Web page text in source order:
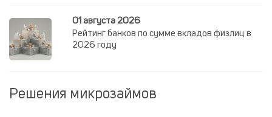
01 августа 2026
Рейтинг банков по сумме вкладов физлиц в
2026 году
Решения микрозаймов